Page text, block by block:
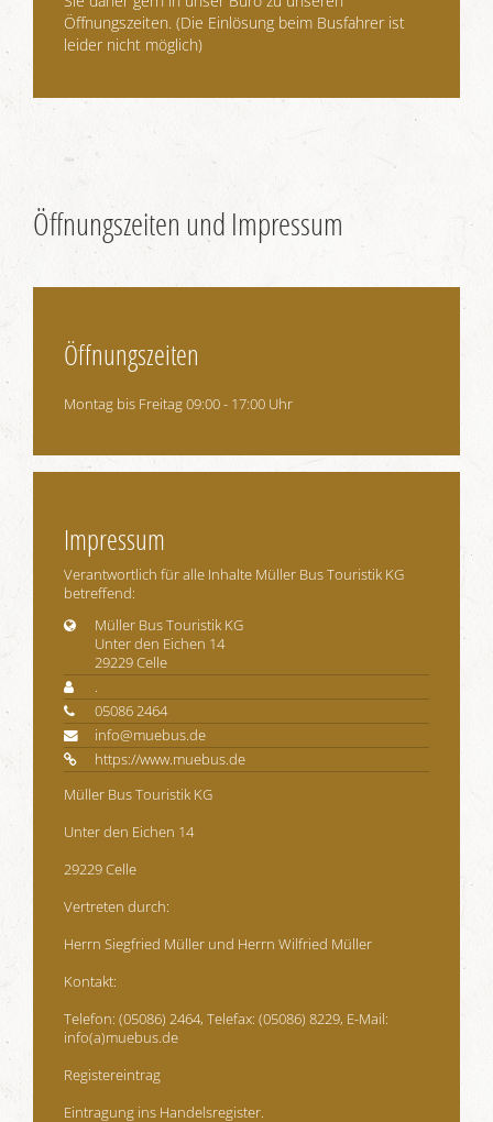
Öffnungszeiten. (Die Einlösung beim Busfahrer ist
leider nicht möglich)
Öffnungszeiten und Impressum
Öffnungszeiten
Montag bis Freitag 09:00 - 17:00 Uhr
Impressum
Verantwortlich für alle Inhalte Müller Bus Touristik KG
betreffend:
Müller Bus Touristik KG
Unter den Eichen 14
29229 Celle
.
05086 2464
info@muebus.de
https://www.muebus.de
Müller Bus Touristik KG
Unter den Eichen 14
29229 Celle
Vertreten durch:
Herrn Siegfried Müller und Herrn Wilfried Müller
Kontakt:
Telefon: (05086) 2464, Telefax: (05086) 8229, E-Mail:
info(a)muebus.de
Registereintrag
Eintragung ins Handelsregister.